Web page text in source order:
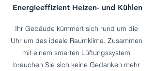
Energieeffizient Heizen- und Kühlen
Ihr Gebäude kümmert sich rund um die
Uhr um das ideale Raumklima. Zusammen
mit einem smarten Lüftungssystem
brauchen Sie sich keine Gedanken mehr